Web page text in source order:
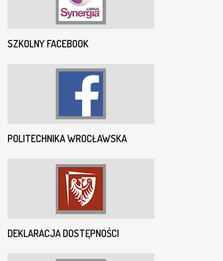
SZKOLNY FACEBOOK
POLITECHNIKA WROCŁAWSKA
DEKLARACJA DOSTĘPNOŚCI